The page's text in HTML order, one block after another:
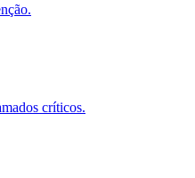
críticos.